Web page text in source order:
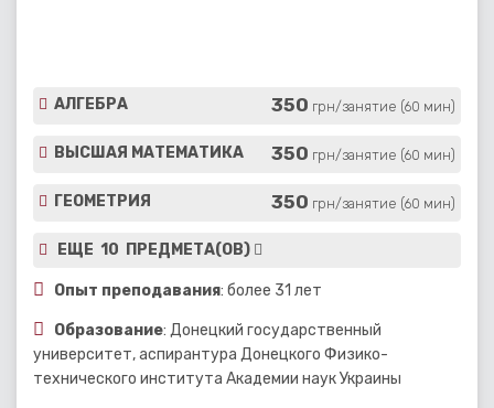
АЛГЕБРА 350 грн/занятие (60 мин)
ВЫСШАЯ МАТЕМАТИКА 350 грн/занятие (60 мин)
ГЕОМЕТРИЯ 350 грн/занятие (60 мин)
ЕЩЕ 10 ПРЕДМЕТА(ОВ)
Опыт преподавания: более 31 лет
Образование: Донецкий государственный
университет, аспирантура Донецкого Физико-
технического института Академии наук Украины